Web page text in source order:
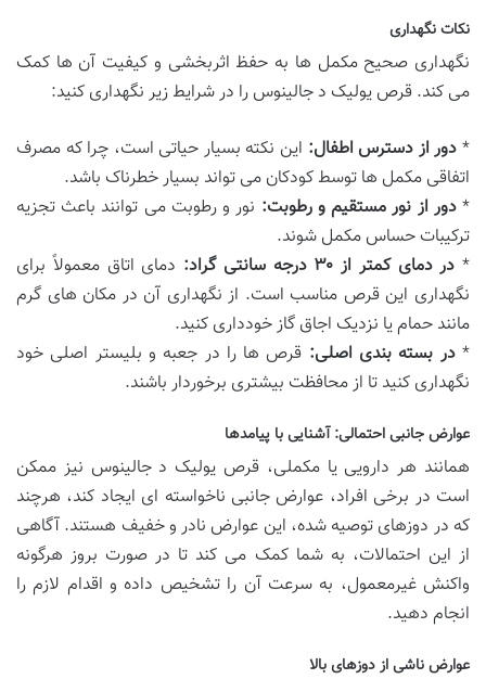
نکات نگهداری
نگهداری صحیح مکمل ها به حفظ اثربخشی و کیفیت آن ها کمک
می کند. قرص یولیک د جالینوس را در شرایط زیر نگهداری کنید:
* دور از دسترس اطفال: این نکته بسیار حیاتی است، چرا که مصرف
اتفاقی مکمل ها توسط کودکان می تواند بسیار خطرناک باشد.
*دور از نور مستقیم و رطوبت: نور و رطوبت می توانند باعث تجزیه
ترکیبات حساس مکمل شوند.
* در دمای کمتر از ۳۰ درجه سانتی گراد:
دمای اتاق معمولاً برای
نگهداری این قرص مناسب است. از نگهداری آن در مکان های گرم
مانند حمام یا نزدیک اجاق گاز خودداری کنید.
*در بسته بندی اصلی: قرص ها را در جعبه و بلیستر اصلی خود
نگهداری کنید تا از محافظت بیشتری برخوردار باشند.
عوارض جانبی احتمالی: آشنایی با پیامدها
همانند هر دارویی یا مکملی، قرص یولیک د جالینوس نیز ممکن
است در برخی افراد، عوارض جانبی ناخواسته ای ایجاد کند، هرچند
که در دوزهای توصیه شده، این عوارض نادر و خفیف هستند. آگاهی
از این احتمالات، به شما کمک می کند تا در صورت بروز هرگونه
واکنش غیرمعمول، به سرعت آن را تشخیص داده و اقدام لازم را
انجام دهید.
عوارض ناشی از دوزهای بالا